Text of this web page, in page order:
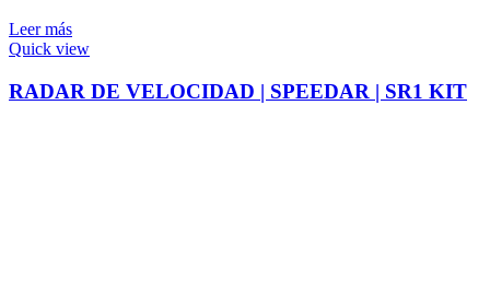
Leer más
Quick view
RADAR DE VELOCIDAD | SPEEDAR | SR1 KIT